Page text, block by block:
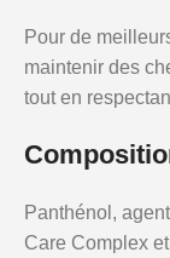
Pour de
maintenir des
tout en
Panthénol,
Care Complex